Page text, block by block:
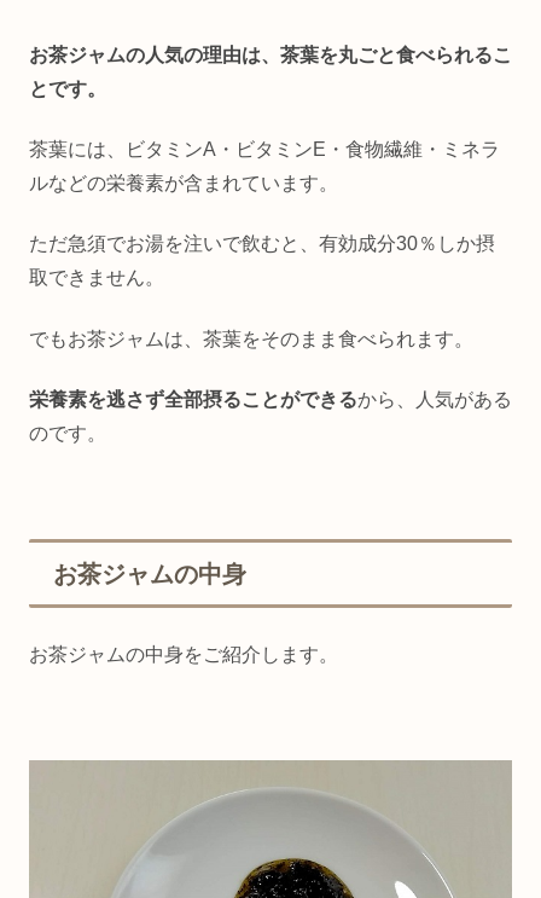
お茶ジャムの人気の理由は、茶葉を丸ごと食べられるこ
とです。
茶葉には、ビタミンA・ビタミンE・食物繊維・ミネラ
ルなどの栄養素が含まれています。
ただ急須でお湯を注いで飲むと、有効成分30％しか摂
取できません。
でもお茶ジャムは、茶葉をそのまま食べられます。
栄養素を逃さず全部摂ることができるから、人気がある
のです。
お茶ジャムの中身
お茶ジャムの中身をご紹介します。